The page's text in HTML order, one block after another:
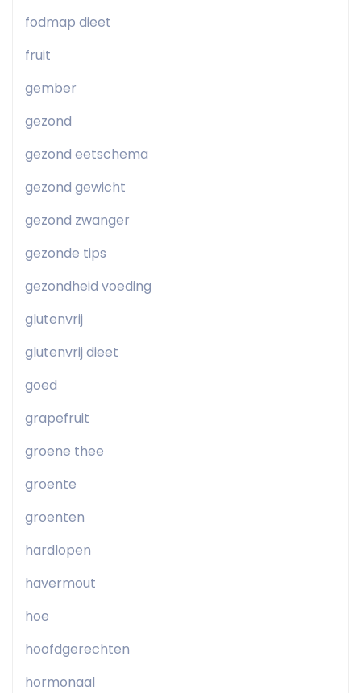
fodmap dieet
fruit
gember
gezond
gezond eetschema
gezond gewicht
gezond zwanger
gezonde tips
gezondheid voeding
glutenvrij
glutenvrij dieet
goed
grapefruit
groene thee
groente
groenten
hardlopen
havermout
hoe
hoofdgerechten
hormonaal